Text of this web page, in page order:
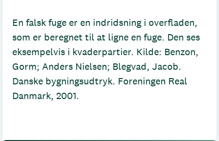
En falsk fuge er en indridsning i overfladen,
som er beregnet til at ligne en fuge. Den ses
eksempelvis i kvaderpartier. Kilde: Benzon,
Gorm; Anders Nielsen; Blegvad, Jacob.
Danske bygningsudtryk. Foreningen Real
Danmark, 2001.